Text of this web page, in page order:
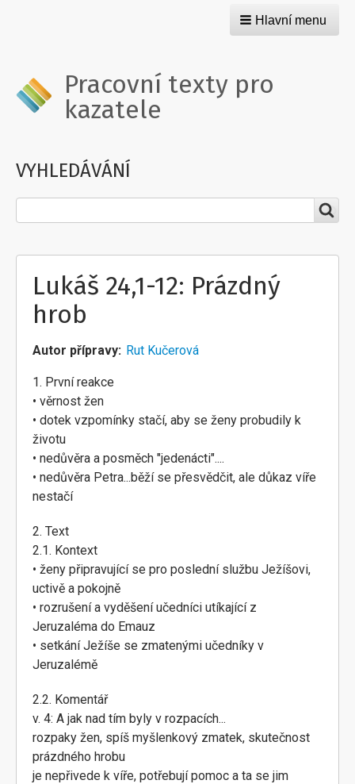
Hlavní menu
Pracovní texty pro
kazatele
VYHLEDÁVÁNÍ
Lukáš 24,1-12: Prázdný
hrob
Autor přípravy Rut Kučerová
1. První reakce
• věrnost žen
• dotek vzpomínky stačí, aby se ženy probudily k
životu
• nedůvěra a posměch "jedenácti"....
• nedůvěra Petra...běží se přesvědčit, ale důkaz víře
nestačí
2. Text
2.1. Kontext
• ženy připravující se pro poslední službu Ježíšovi,
uctivě a pokojně
• rozrušení a vyděšení učedníci utíkající z
Jeruzaléma do Emauz
• setkání Ježíše se zmatenými učedníky v
Jeruzalémě
2.2. Komentář
v. 4: A jak nad tím byly v rozpacích...
rozpaky žen, spíš myšlenkový zmatek, skutečnost
prázdného hrobu
je nepřivede k víře, potřebují pomoc a ta se jim